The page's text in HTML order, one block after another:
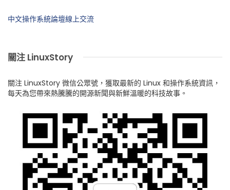
中文操作系統論壇線上交流
關注 LinuxStory
關注 LinuxStory 微信公眾號，獲取最新的 Linux 和操作系統資訊，
每天為您帶來熱騰騰的開源新聞與新鮮溫暖的科技故事。